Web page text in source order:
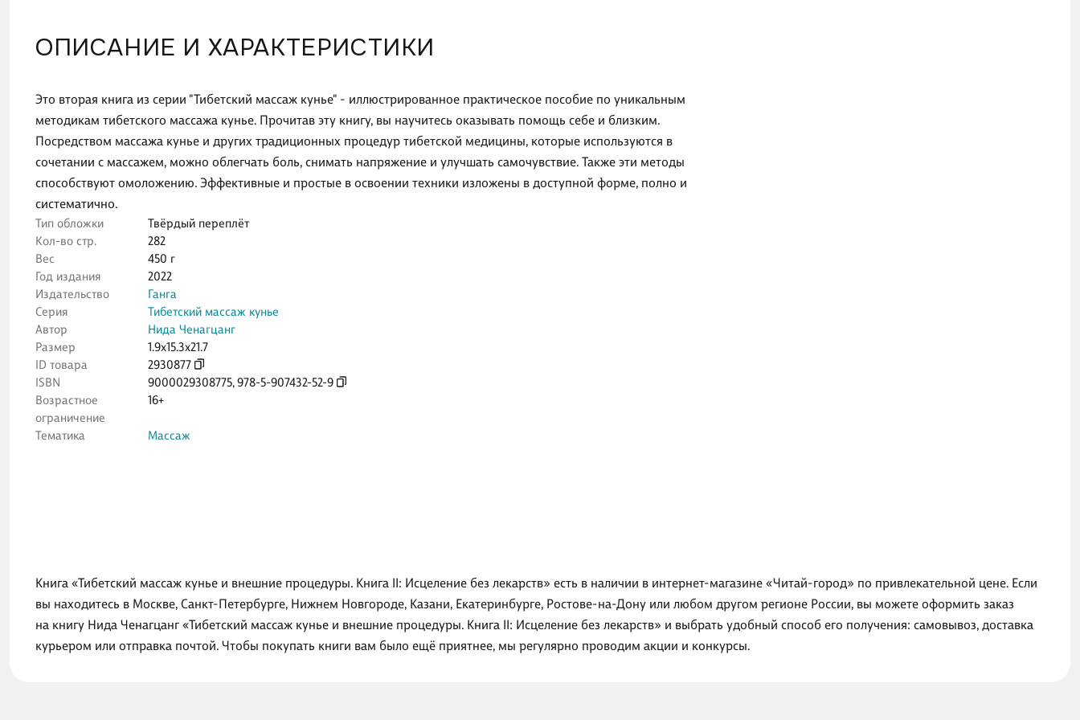
ОПИСАНИЕ И ХАРАКТЕРИСТИКИ
Это вторая книга из серии "Тибетский массаж кунье" - иллюстрированное практическое пособие по уникальным
методикам тибетского массажа кунье. Прочитав эту книгу, вы научитесь оказывать помощь себе и близким.
Посредством массажа кунье и других традиционных процедур тибетской медицины, которые используются в
сочетании с массажем, можно облегчать боль, снимать напряжение и улучшать самочувствие. Также эти методы
способствуют омоложению. Эффективные и простые в освоении техники изложены в доступной форме, полно и
систематично.
Тип обложки
Твёрдый переплёт
Кол-во стр.
282
Вес
450 г
Год издания
2022
Издательство
Ганга
Серия
Тибетский массаж кунье
Автор
Нида Ченагцанг
Размер
1.9x15.3x21.7
ID товара
2930877
ISBN
9000029308775,978-5-907432-52-9
Возрастное
ограничение
16+
Тематика Массаж
Книга «Тибетский массаж кунье и внешние процедуры. Книга II: Исцеление без лекарств» есть в наличии в интернет-магазине «Читай-город» по привлекательной цене. Если
вы находитесь в Москве, Санкт-Петербурге, Нижнем Новгороде, Казани, Екатеринбурге, Ростове-на-Дону или любом другом регионе России, вы можете оформить заказ
на книгу Нида Ченагцанг «Тибетский массаж кунье и внешние процедуры. Книга II: Исцеление без лекарств» и выбрать удобный способ его получения: самовывоз, доставка
курьером или отправка почтой. Чтобы покупать книги вам было ещё приятнее, мы регулярно проводим акции и конкурсы.